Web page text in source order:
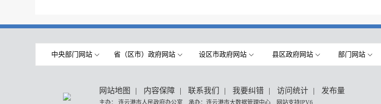
中央部门网站 省（区市）政府网站 设区市政府网站 县区政府网站 部门网站
网站地图 | 内容保障 | 联系我们 | 我要纠错 | 访问统计 | 发布量
主办： 连云港市人民政府办公室 承办：连云港市大数据管理中心 网站支持IPV6